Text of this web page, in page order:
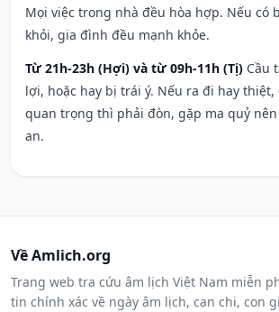
Mọi việc trong nhà đều hòa hợp. Nếu có
khỏi, gia đình đều mạnh khỏe.
Từ 21h-23h (Hợi) và từ 09h-11h (Tị) Cầu
lợi, hoặc hay bị trái ý. Nếu ra đi hay thiệt,
quan trọng thì phải đòn, gặp ma quỷ
an.
Về Amlich.org
Trang web tra cứu âm lịch Việt Nam miễn
tin chính xác về ngày âm lịch, can chi, con